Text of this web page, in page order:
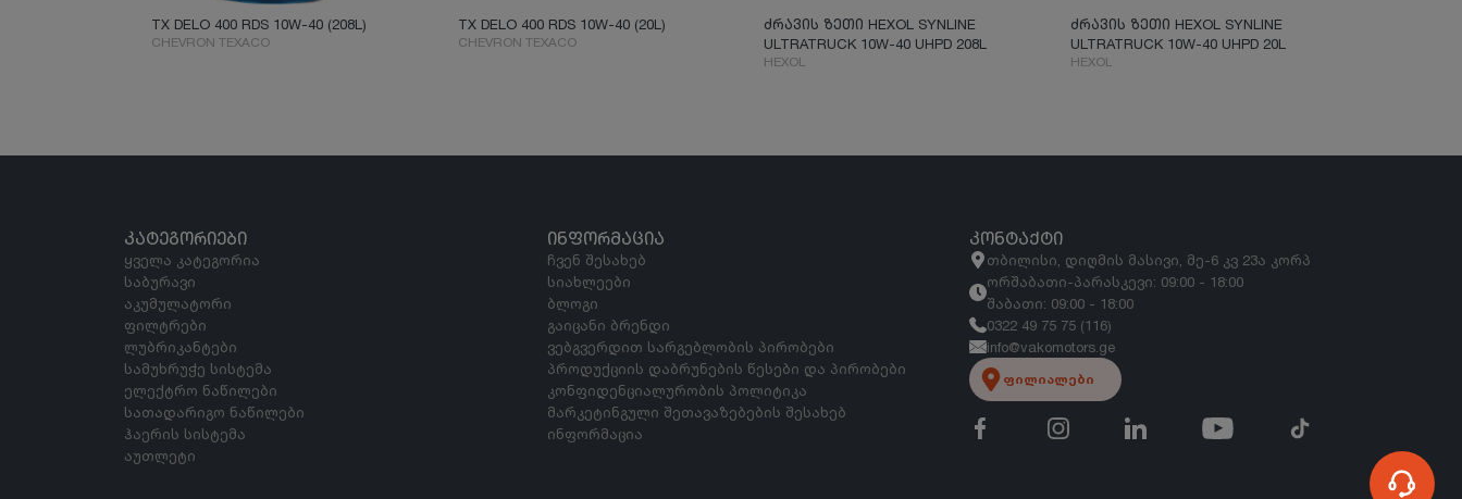
TX DELO 400 RDS 10W-40 (208L)
CHEVRON TEXACO
TX DELO 400 RDS 10W-40 (20L)
CHEVRON TEXACO
ძრავის ზეთი HEXOL SYNLINE
ULTRATRUCK 10W-40 UHPD 208L
HEXOL
ძრავის ზეთი HEXOL SYNLINE
ULTRATRUCK 10W-40 UHPD 20L
HEXOL
ᲙᲐᲢᲔᲒᲝᲠᲘᲔᲑᲘ
ყველა კატეგორია
საბურავი
აკუმულატორი
ფილტრები
ლუბრიკანტები
სამუხრუჭე სისტემა
ელექტრო ნაწილები
სათადარიგო ნაწილები
ჰაერის სისტემა
აუთლეტი
ᲘᲜᲤᲝᲠᲛᲐᲪᲘᲐ
ჩვენ შესახებ
სიახლეები
ბლოგი
გაიცანი ბრენდი
ვებგვერდით სარგებლობის პირობები
პროდუქციის დაბრუნების წესები და პირობები
კონფიდენციალურობის პოლიტიკა
მარკეტინგული შეთავაზებების შესახებ
ინფორმაცია
ᲙᲝᲜᲢᲐᲥᲢᲘ
თბილისი, დიღმის მასივი, მე-6 კვ 23ა კორპ
ორშაბათი-პარასკევი: 09:00 - 18:00
შაბათი: 09:00 - 18:00
0322 49 75 75 (116)
info@vakomotors.ge
ფილიალები